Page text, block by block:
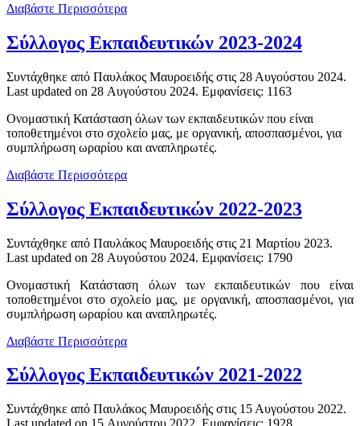
Διαβάστε Περισσότερα
Σύλλογος Εκπαιδευτικών 2023-2024
Συντάχθηκε από Παυλάκος Μαυροειδής στις 28 Αυγούστου 2024.
Last updated on 28 Αυγούστου 2024. Εμφανίσεις: 1163
Ονομαστική Κατάσταση όλων των εκπαιδευτικών που είναι
τοποθετημένοι στο σχολείο μας, με οργανική, αποσπασμένοι, για
συμπλήρωση ωραρίου και αναπληρωτές.
Διαβάστε Περισσότερα
Σύλλογος Εκπαιδευτικών 2022-2023
Συντάχθηκε από Παυλάκος Μαυροειδής στις 21 Μαρτίου 2023.
Last updated on 28 Αυγούστου 2024. Εμφανίσεις: 1790
Ονομαστική Κατάσταση όλων των εκπαιδευτικών που είναι
τοποθετημένοι στο σχολείο μας, με οργανική, αποσπασμένοι, για
συμπλήρωση ωραρίου και αναπληρωτές.
Διαβάστε Περισσότερα
Σύλλογος Εκπαιδευτικών 2021-2022
Συντάχθηκε από Παυλάκος Μαυροειδής στις 15 Αυγούστου 2022.